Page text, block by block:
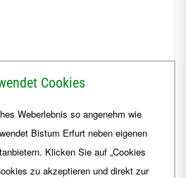
Erfurt.de
Cookies
Weberlebnis so angenehm wie
Bistum Erfurt neben eigenen
Klicken Sie auf „Cookies
zu akzeptieren und direkt zur